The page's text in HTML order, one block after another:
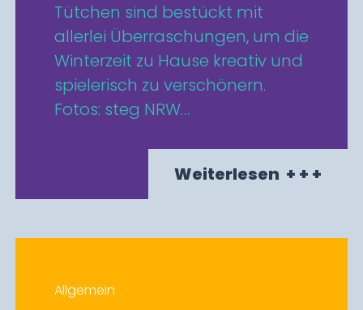
Tütchen sind bestückt mit
allerlei Überraschungen, um die
Winterzeit zu Hause kreativ und
spielerisch zu verschönern.
Fotos: steg NRW…
Weiterlesen + + +
Allgemein